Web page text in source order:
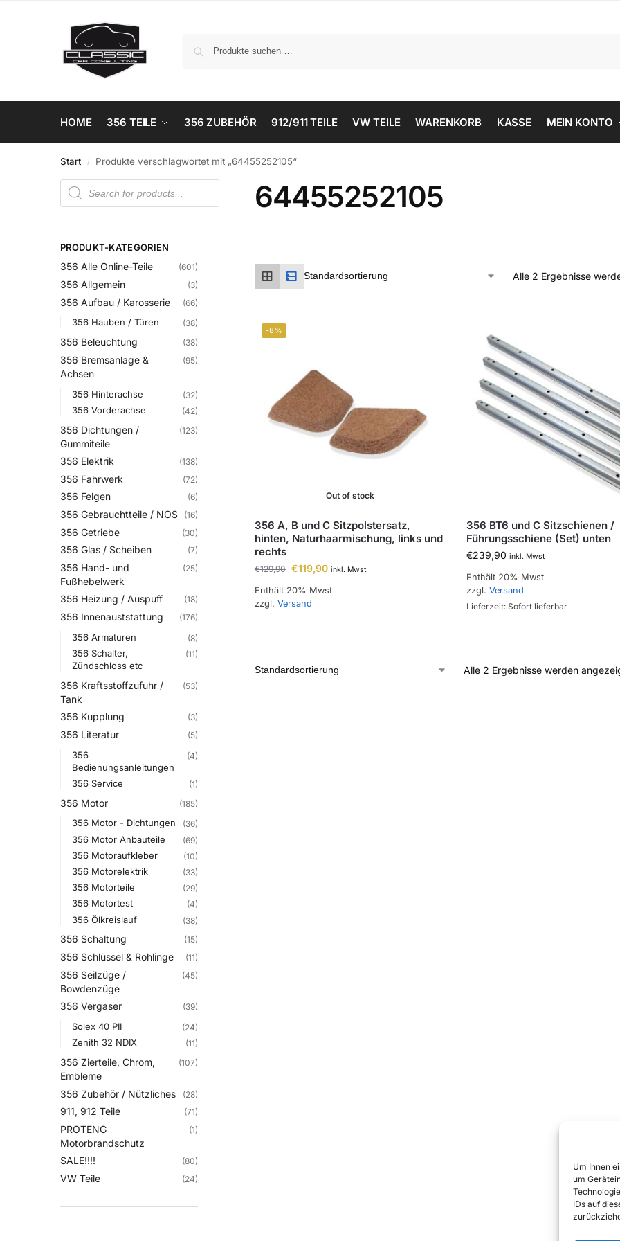
Um Ihnen
um
IDs auf
HOME 356 TEILE 356 ZUBEHÖR 912/911 TEILE VW TEILE WARENKORB KASSE MEIN KONTO
Start / Produkte verschlagwortet mit „64455252105“
64455252105
Alle 2 Ergebnisse
-8%
Out of stock
356 A, B und C Sitzpolstersatz,
hinten, Naturhaarmischung, links und
rechts
€129,90 €119,90 inkl. Mwst
Enthält 20% Mwst
zzgl. Versand
356 BT6 und C Sitzschienen /
Führungsschiene (Set) unten
€239,90 inkl. Mwst
Enthält 20% Mwst
zzgl. Versand
Lieferzeit: Sofort lieferbar
Alle 2 Ergebnisse werden
PRODUKT-KATEGORIEN
356 Alle Online-Teile (601)
356 Allgemein (3)
356 Aufbau / Karosserie (66)
356 Hauben / Türen (38)
356 Beleuchtung (38)
356 Bremsanlage &
Achsen
(95)
356 Hinterachse (32)
356 Vorderachse (42)
356 Dichtungen /
Gummiteile
(123)
356 Elektrik (138)
356 Fahrwerk (72)
356 Felgen (6)
356 Gebrauchtteile / NOS (16)
356 Getriebe (30)
356 Glas / Scheiben (7)
356 Hand- und
Fußhebelwerk
(25)
356 Heizung / Auspuff (18)
356 Innenauststattung (176)
356 Armaturen (8)
356 Schalter,
Zündschloss etc
(11)
356 Kraftsstoffzufuhr /
Tank
(53)
356 Kupplung (3)
356 Literatur (5)
356
Bedienungsanleitungen
(4)
356 Service (1)
356 Motor (185)
356 Motor - Dichtungen (36)
356 Motor Anbauteile (69)
356 Motoraufkleber (10)
356 Motorelektrik (33)
356 Motorteile (29)
356 Motortest (4)
356 Ölkreislauf (38)
356 Schaltung (15)
356 Schlüssel & Rohlinge (11)
356 Seilzüge /
Bowdenzüge
(45)
356 Vergaser (39)
Solex 40 PII (24)
Zenith 32 NDIX (11)
356 Zierteile, Chrom,
Embleme
(107)
356 Zubehör / Nützliches (28)
911, 912 Teile (71)
PROTENG
Motorbrandschutz
(1)
SALE!!!! (80)
VW Teile (24)